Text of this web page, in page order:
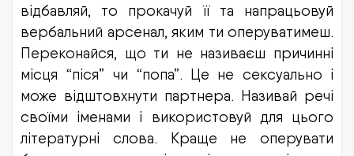
відбавляй, то прокачуй її та напрацьовуй
вербальний арсенал, яким ти оперуватимеш.
Переконайся, що ти не називаєш причинні
місця “піся” чи “попа”. Це не сексуально і
може відштовхнути партнера. Називай речі
своїми іменами і використовуй для цього
літературні слова. Краще не оперувати